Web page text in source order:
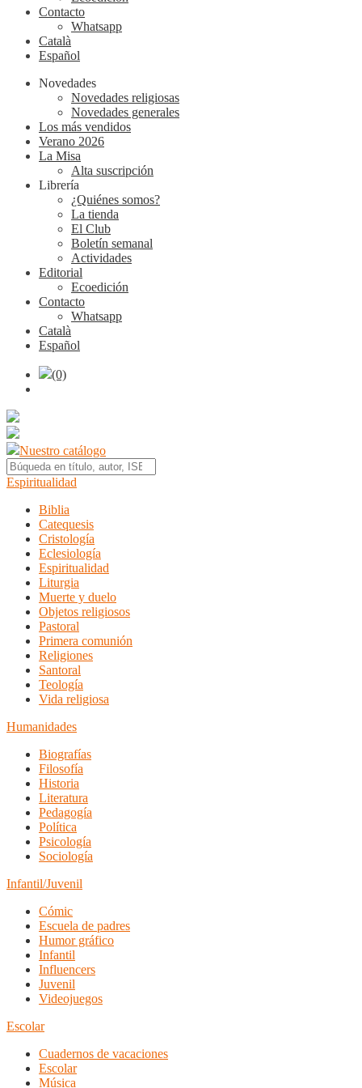
Contacto
Whatsapp
Català
Español
Novedades
Novedades religiosas
Novedades generales
Los más vendidos
Verano 2026
La Misa
Alta suscripción
Librería
¿Quiénes somos?
La tienda
El Club
Boletín semanal
Actividades
Editorial
Ecoedición
Contacto
Whatsapp
Català
Español
(0)
Nuestro catálogo
Espiritualidad
Biblia
Catequesis
Cristología
Eclesiología
Espiritualidad
Liturgia
Muerte y duelo
Objetos religiosos
Pastoral
Primera comunión
Religiones
Santoral
Teología
Vida religiosa
Humanidades
Biografías
Filosofía
Historia
Literatura
Pedagogía
Política
Psicología
Sociología
Infantil/Juvenil
Cómic
Escuela de padres
Humor gráfico
Infantil
Influencers
Juvenil
Videojuegos
Escolar
Cuadernos de vacaciones
Escolar
Música